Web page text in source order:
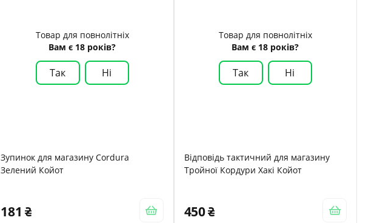
Товар для повнолітніх
Вам є 18 років?
Так Ні
Зупинок для магазину Cordura
Зелений Койот
181
Товар для повнолітніх
Вам є 18 років?
Так Ні
Відповідь тактичний для магазину
Тройної Кордури Хакі Койот
450